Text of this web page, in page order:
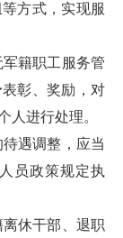
方式，实现服
籍职工服务管
彰、奖励，对
人进行处理。
遇调整，应当
员政策规定执
休干部、退职